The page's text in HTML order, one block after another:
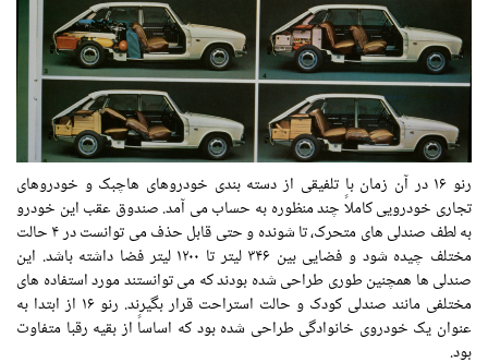
رنو ۱۶ در آن زمان با تلفیقی از دسته بندی خودروهای هاچبک و خودروهای
تجاری خودرویی کاملاً چند منظوره به حساب می آمد. صندوق عقب این خودرو
به لطف صندلی های متحرک، تا شونده و حتی قابل حذف می توانست در ۴ حالت
مختلف چیده شود و فضایی بین ۳۴۶ لیتر تا ۱۲۰۰ لیتر فضا داشته باشد. این
صندلی ها همچنین طوری طراحی شده بودند که می توانستند مورد استفاده های
مختلفی مانند صندلی کودک و حالت استراحت قرار بگیرند. رنو ۱۶ از ابتدا به
عنوان یک خودروی خانوادگی طراحی شده بود که اساساً از بقیه رقبا متفاوت
بود.